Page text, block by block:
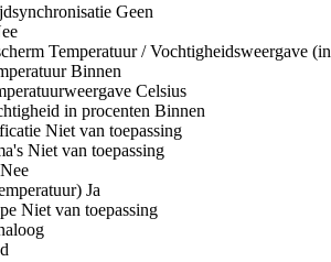
Geen
Temperatuur / Vochtigheidsweergave
Binnen
Celsius
in procenten Binnen
Niet van toepassing
Niet van toepassing
Ja
Niet van toepassing